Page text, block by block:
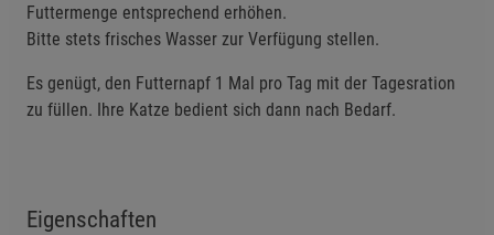
Futtermenge entsprechend erhöhen.
Bitte stets frisches Wasser zur Verfügung stellen.
Es genügt, den Futternapf 1 Mal pro Tag mit der Tagesration
zu füllen. Ihre Katze bedient sich dann nach Bedarf.
Eigenschaften
Statistik Cookies (2)
Cookie-Informationen anzeigen